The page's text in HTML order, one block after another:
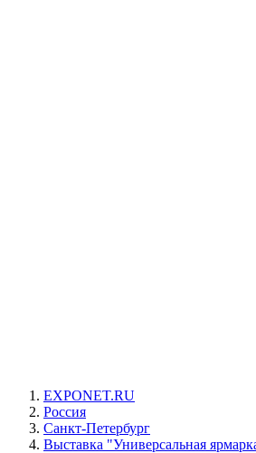
EXPONET.RU
Россия
Санкт-Петербург
Выставка "Универсальная